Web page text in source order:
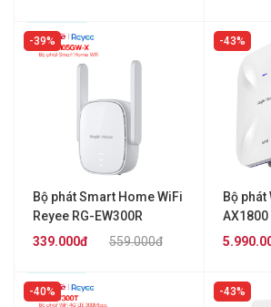
39%
Bộ phát Smart Home WiFi
Reyee RG-EW300R
559.000đ
339.000đ
43%
Bộ phát
AX1800
40% 43%